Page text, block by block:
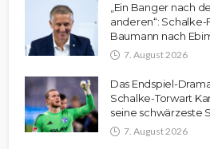
„Ein Banger nach
anderen“: Schalke-
Baumann nach
7. August 2026
Das Endspiel-
Schalke-Torwart
seine schwärzeste
7. August 2026